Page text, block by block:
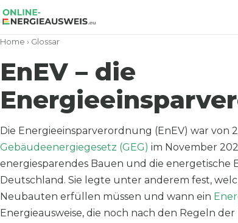
Home › Glossar
EnEV – die
Die Energieeinsparverordnung (EnEV) war von
Gebäudeenergiegesetz (GEG) im November
energiesparendes Bauen und die energetische
Deutschland. Sie legte unter anderem fest,
Neubauten erfüllen müssen und wann ein
Energieausweise, die noch nach den Regeln